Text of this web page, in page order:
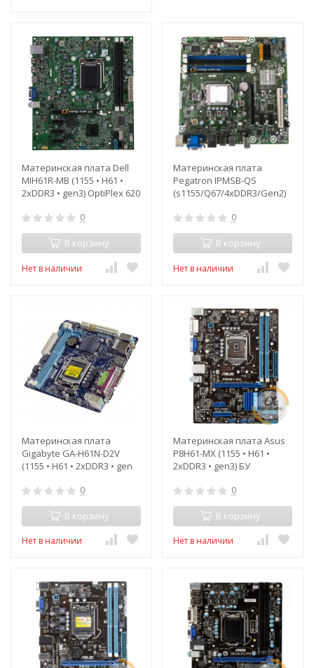
Материнская плата Dell
MIH61R-MB (1155 • H61 •
2xDDR3 • gen3) OptiPlex 620
0
В корзину
Нет в наличии
Материнская плата
Pegatron IPMSB-QS
(s1155/Q67/4xDDR3/Gen2)
0
В корзину
Нет в наличии
Материнская плата
Gigabyte GA-H61N-D2V
(1155 • H61 • 2xDDR3 • gen
0
В корзину
Нет в наличии
Материнская плата Asus
P8H61-MX (1155 • H61 •
2xDDR3 • gen3) БУ
0
В корзину
Нет в наличии